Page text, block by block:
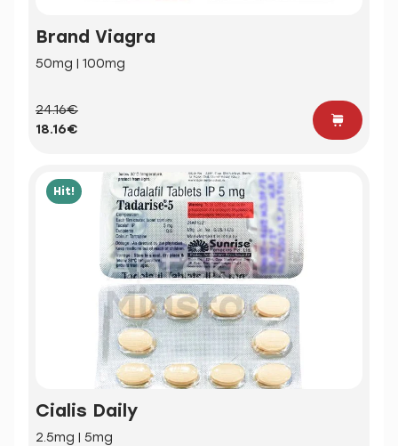
Brand Viagra
50mg | 100mg
24.16€
18.16€
Hit!
Cialis Daily
2.5mg | 5mg